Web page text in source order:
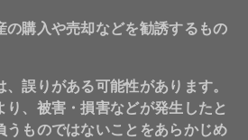
の購入や売却などを勧誘するもの
誤りがある可能性があります。
り、被害・損害などが発生したと
うものではないことをあらかじめ